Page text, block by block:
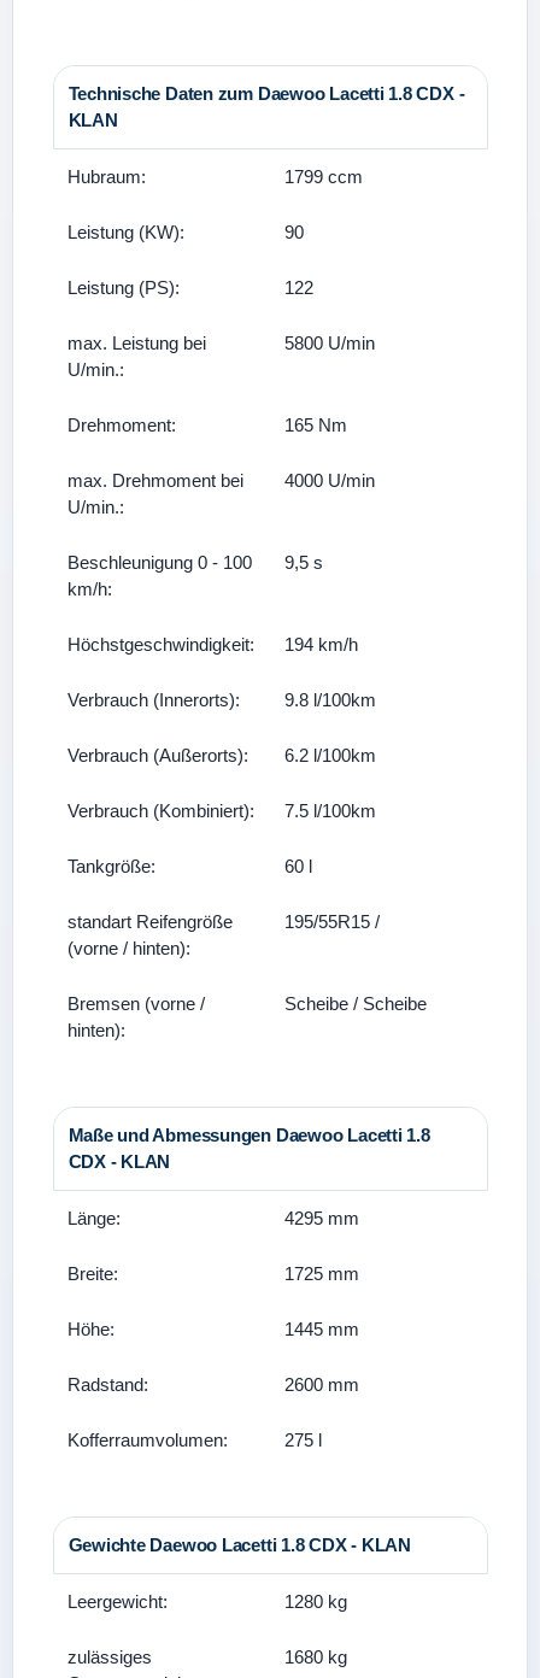
Technische Daten zum Daewoo Lacetti 1.8 CDX -
KLAN
Hubraum: 1799 ccm
Leistung (KW): 90
Leistung (PS): 122
max. Leistung bei
U/min.:
5800 U/min
Drehmoment: 165 Nm
max. Drehmoment bei
U/min.:
4000 U/min
Beschleunigung 0 - 100
km/h:
9,5 s
Höchstgeschwindigkeit: 194 km/h
Verbrauch (Innerorts): 9.8 l/100km
Verbrauch (Außerorts): 6.2 l/100km
Verbrauch (Kombiniert): 7.5 l/100km
Tankgröße: 60 l
standart Reifengröße
(vorne / hinten):
195/55R15 /
Bremsen (vorne /
hinten):
Scheibe / Scheibe
Maße und Abmessungen Daewoo Lacetti 1.8
CDX - KLAN
Länge: 4295 mm
Breite: 1725 mm
Höhe: 1445 mm
Radstand: 2600 mm
Kofferraumvolumen: 275 l
Gewichte Daewoo Lacetti 1.8 CDX - KLAN
Leergewicht: 1280 kg
zulässiges
1680 kg